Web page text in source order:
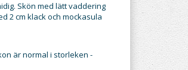
Skön med lätt vaddering
2 cm klack och mockasula
är normal i storleken -